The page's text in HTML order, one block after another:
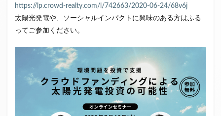
https://lp.crowd-realty.com/l/742663/2020-06-24/68v6j
太陽光発電や、ソーシャルインパクトに興味のある方はふる
ってご参加ください。